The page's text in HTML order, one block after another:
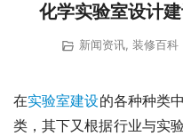
化学实验室设计
新闻资讯, 装修百科
在实验室建设的各种种类
类，其下又根据行业与实